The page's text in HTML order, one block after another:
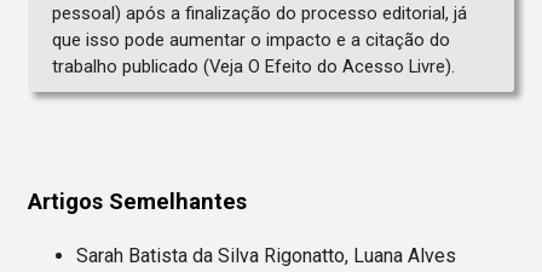
pessoal) após a finalização do processo editorial, já
que isso pode aumentar o impacto e a citação do
trabalho publicado (Veja O Efeito do Acesso Livre).
Artigos Semelhantes
Sarah Batista da Silva Rigonatto, Luana Alves